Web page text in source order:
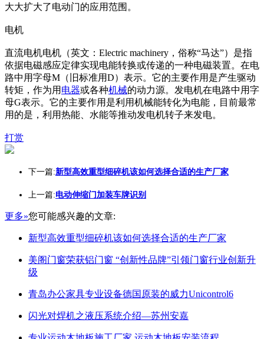
大大扩大了电动门的应用范围。
电机
直流电机电机（英文：Electric machinery，俗称“马达”）是指
依据电磁感应定律实现电能转换或传递的一种电磁装置。在电
路中用字母M（旧标准用D）表示。它的主要作用是产生驱动
转矩，作为用 电器或各种机械的动力源。发电机在电路中用字
母G表示。它的主要作用是利用机械能转化为电能，目前最常
用的是，利用热能、水能等推动发电机转子来发电。
打赏
下一篇:新型高效重型细碎机该如何选择合适的生产厂家
上一篇:电动伸缩门加装车牌识别
更多»您可能感兴趣的文章:
新型高效重型细碎机该如何选择合适的生产厂家
美阁门窗荣获铝门窗 “创新性品牌”引领门窗行业创新升
级
青岛办公家具专业设备德国原装的威力Unicontrol6
闪光对焊机之液压系统介绍—苏州安嘉